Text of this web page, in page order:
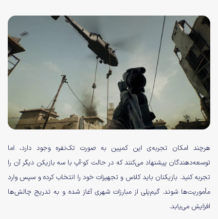
هرچند امکان تجربه‌ی این کمپین به‌ صورت تک‌نفره وجود دارد، اما
توسعه‌دهندگان پیشنهاد می‌کنند که در حالت کو-آپ با سه بازیکن دیگر آن را
تجربه کنید. بازیکنان باید کلاس و تجهیزات خود را انتخاب کرده و سپس وارد
مأموریت‌ها شوند. گیم‌پلی از مبارزات شهری آغاز شده و به تدریج چالش‌ها
افزایش می‌یابد.